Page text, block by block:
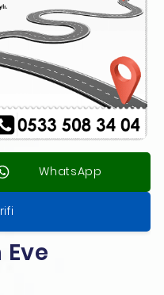
WhatsApp